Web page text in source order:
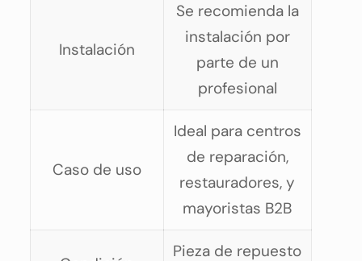
Instalación
Se recomienda la
instalación por
parte de un
profesional
Caso de uso
Ideal para centros
de reparación,
restauradores, y
mayoristas B2B
Pieza de repuesto